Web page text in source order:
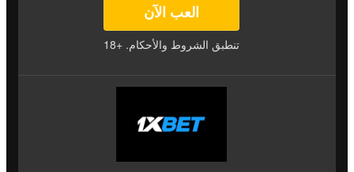
العب الآن
تنطبق الشروط والأحكام. +18